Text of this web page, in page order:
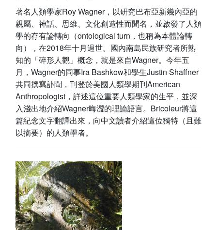
著名人類學家Roy Wagner，以研究巴布亞新幾內亞的
親屬、神話、思維、文化創造性而聞名，並啟發了人類
學的存有論轉向（ontological turn，也稱為本體論轉
向），在2018年十月過世。國內南島民族研究者所熟
知的「碎形人觀」概念，就是來自Wagner。今年五
月，Wagner的同事Ira Bashkow和學生Justin Shaffner
共同撰寫訃聞，刊登於美國人類學期刊American
Anthropologist，詳述這位重要人類學家的生平，並深
入淺出地介紹Wagner晦澀的理論語言。Bricoleur將這
篇紀念文字翻譯出來，向中文讀者介紹這位獨特（且難
以摘要）的人類學者。